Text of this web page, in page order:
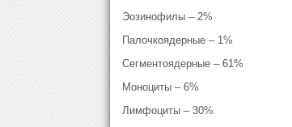
Эозинофилы – 2%
Палочкоядерные – 1%
Сегментоядерные – 61%
Моноциты – 6%
Лимфоциты – 30%